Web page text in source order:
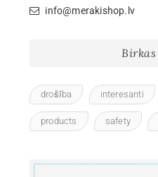
info@merakishop.lv
Birkas
drošība interesanti
products safety